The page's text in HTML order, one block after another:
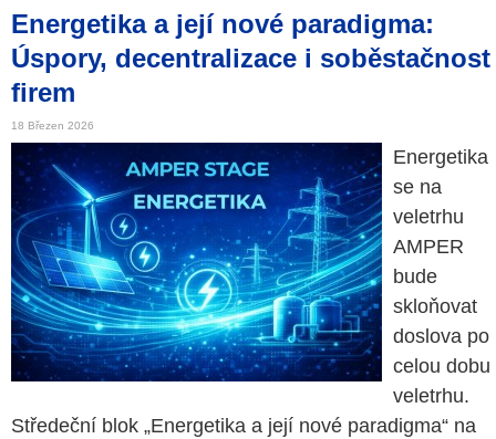
Energetika a její nové paradigma:
Úspory, decentralizace i soběstačnost
firem
18 Březen 2026
Energetika
se na
veletrhu
AMPER
bude
skloňovat
doslova po
celou dobu
veletrhu.
Středeční blok „Energetika a její nové paradigma“ na